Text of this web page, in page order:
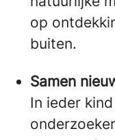
op
buiten.
Samen
In ieder